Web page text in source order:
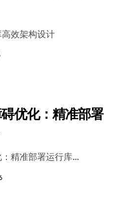
高效架构设计
优化：精准部署
：精准部署运行库…